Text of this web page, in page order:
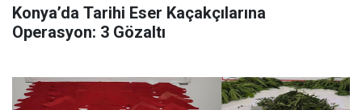
Konya’da Tarihi Eser Kaçakçılarına
Operasyon: 3 Gözaltı